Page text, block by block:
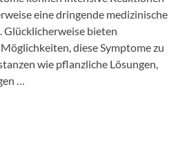
eine dringende medizinische
Glücklicherweise bieten
diese Symptome zu
wie pflanzliche Lösungen,
…